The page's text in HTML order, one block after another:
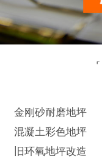
金刚砂耐磨地坪
混凝土彩色地坪
旧环氧地坪改造